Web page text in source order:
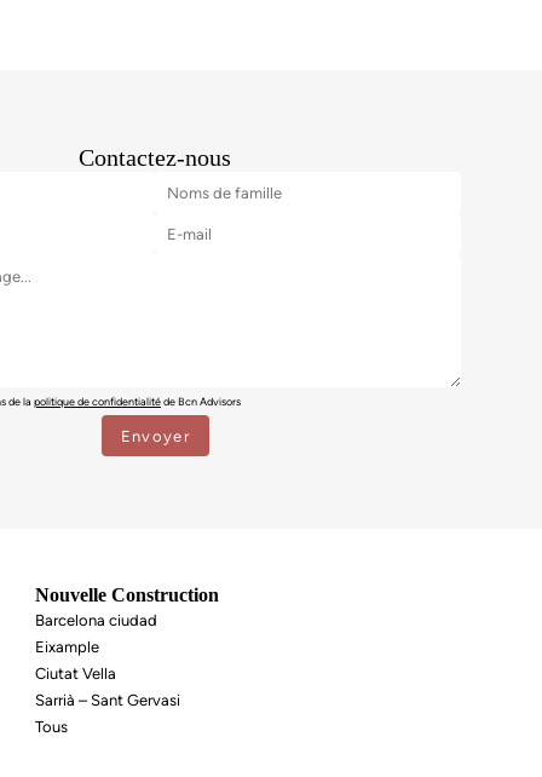
Contactez-nous
de la politique de confidentialitéde Bcn Advisors
Nouvelle Construction
Barcelona ciudad
Eixample
Ciutat Vella
Sarrià – Sant Gervasi
Tous